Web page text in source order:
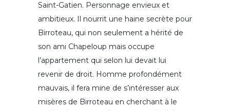
Saint-Gatien. Personnage envieux et
ambitieux. Il nourrit une haine secrète pour
Birroteau, qui non seulement a hérité de
son ami Chapeloup mais occupe
l’appartement qui selon lui devait lui
revenir de droit. Homme profondément
mauvais, il fera mine de s’intéresser aux
misères de Birroteau en cherchant à le